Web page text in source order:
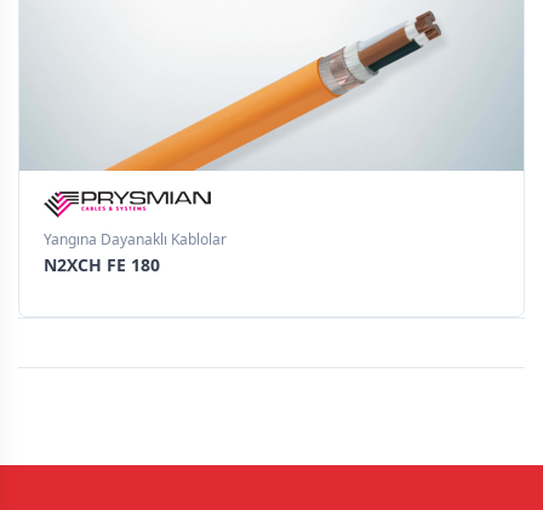
Yangına Dayanaklı Kablolar
N2XCH FE 180